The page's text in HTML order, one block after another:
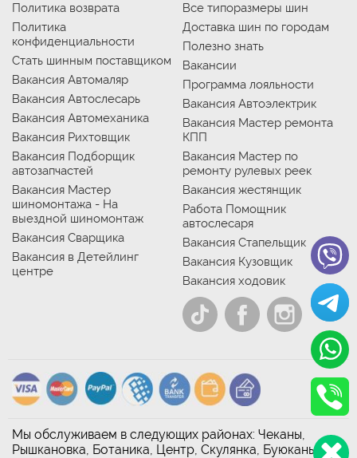
Политика возврата
Политика
конфиденциальности
Стать шинным поставщиком
Вакансия Автомаляр
Вакансия Автослесарь
Вакансия Автомеханика
Вакансия Рихтовщик
Вакансия Подборщик
автозапчастей
Вакансия Мастер
шиномонтажа - На
выездной шиномонтаж
Вакансия Сварщика
Вакансия в Детейлинг
центре
Все типоразмеры шин
Доставка шин по городам
Полезно знать
Вакансии
Программа лояльности
Вакансия Автоэлектрик
Вакансия Мастер ремонта
КПП
Вакансия Мастер по
ремонту рулевых реек
Вакансия жестянщик
Работа Помощник
автослесаря
Вакансия Стапельщик
Вакансия Кузовщик
Вакансия ходовик
Мы обслуживаем в следующих районах: Чеканы,
Рышкановка, Ботаника, Центр, Скулянка, Буюканы